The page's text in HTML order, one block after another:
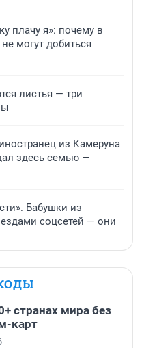
плачу я»: почему в
могут добиться
листья — три
из Камеруна
здесь семью —
Бабушки из
соцсетей — они
странах мира без
карт